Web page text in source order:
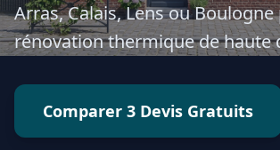
Arras, Calais, Lens ou
rénovation thermique de haute
Comparer 3 Devis Gratuits